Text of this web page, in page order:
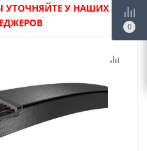
УТОЧНЯЙТЕ У НАШИХ
0